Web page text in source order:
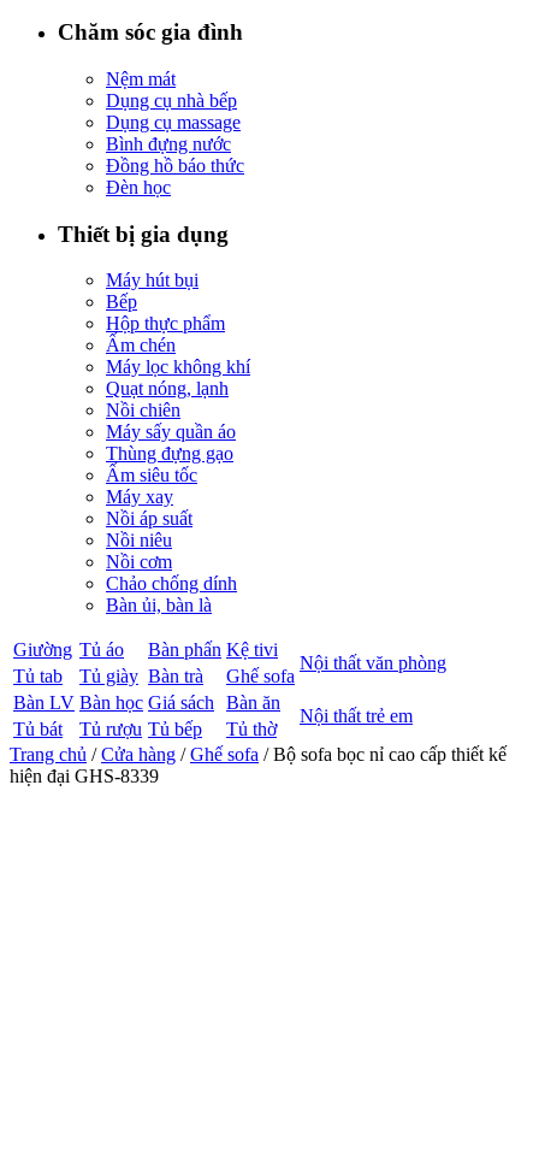
Chăm sóc gia đình
Nệm mát
Dụng cụ nhà bếp
Dụng cụ massage
Bình đựng nước
Đồng hồ báo thức
Đèn học
Thiết bị gia dụng
Máy hút bụi
Bếp
Hộp thực phẩm
Ấm chén
Máy lọc không khí
Quạt nóng, lạnh
Nồi chiên
Máy sấy quần áo
Thùng đựng gạo
Ấm siêu tốc
Máy xay
Nồi áp suất
Nồi niêu
Nồi cơm
Chảo chống dính
Bàn ủi, bàn là
Giường Tủ áo Bàn phấn Kệ tivi
Nội thất văn phòng
Tủ tab Tủ giày Bàn trà
Ghế sofa
Bàn LV Bàn học Giá sách Bàn ăn
Nội thất trẻ em
Tủ bát Tủ rượu Tủ bếp
Tủ thờ
Trang chủ /Cửa hàng /Ghế sofa / Bộ sofa bọc nỉ cao cấp thiết kế
hiện đại GHS-8339